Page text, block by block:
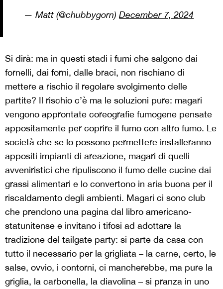
— Matt (@chubbygorn)December 7, 2024
Si dirà: ma in questi stadi i fumi che salgono dai
fornelli, dai forni, dalle braci, non rischiano di
mettere a rischio il regolare svolgimento delle
partite? Il rischio c’è ma le soluzioni pure: magari
vengono approntate coreografie fumogene pensate
appositamente per coprire il fumo con altro fumo. Le
società che se lo possono permettere installeranno
appositi impianti di areazione, magari di quelli
avveniristici che ripuliscono il fumo delle cucine dai
grassi alimentari e lo convertono in aria buona per il
riscaldamento degli ambienti. Magari ci sono club
che prendono una pagina dal libro americano-
statunitense e invitano i tifosi ad adottare la
tradizione del tailgate party: si parte da casa con
tutto il necessario per la grigliata – la carne, certo, le
salse, ovvio, i contorni, ci mancherebbe, ma pure la
griglia, la carbonella, la diavolina – si pranza in uno